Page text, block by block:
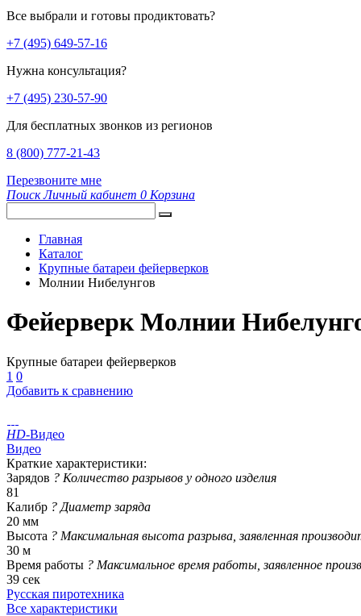
Все выбрали и готовы продиктовать?
+7 (495) 649-57-16
Нужна консультация?
+7 (495) 230-57-90
Для бесплатных звонков из регионов
8 (800) 777-21-43
Перезвоните мне
Поиск Личный кабинет 0 Корзина
Главная
Каталог
Крупные батареи фейерверков
Молнии Нибелунгов
Фейерверк Молнии
Крупные батареи фейерверков
1 0
Добавить к сравнению
HD-Видео
Видео
Краткие характеристики:
Зарядов ? Количество разрывов у одного изделия
81
Калибр ? Диаметр заряда
20 мм
Высота ? Максимальная высота разрыва, заявленная
30 м
Время работы ? Максимальное время работы, заявленное
39 сек
Русская пиротехника
Все характеристики